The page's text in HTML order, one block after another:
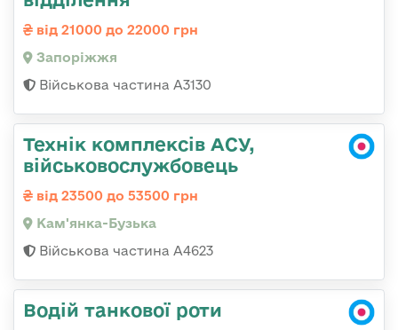
від 21000 до 22000 грн
Запоріжжя
Військова частина А3130
Технік комплексів АСУ,
військовослужбовець
від 23500 до 53500 грн
Кам'янка-Бузька
Військова частина А4623
Водій танкової роти